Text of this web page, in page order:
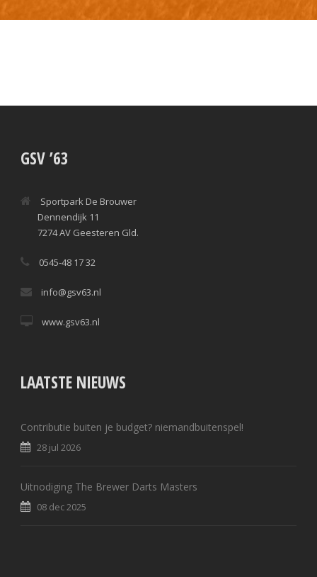
GSV ’63
Sportpark De Brouwer
Dennendijk 11
7274 AV Geesteren Gld.
0545-48 17 32
info@gsv63.nl
www.gsv63.nl
LAATSTE NIEUWS
Contributie buiten je budget? niemandbuitenspel!
28 jul 2026
Uitnodiging The Brewer Darts Masters
08 dec 2025